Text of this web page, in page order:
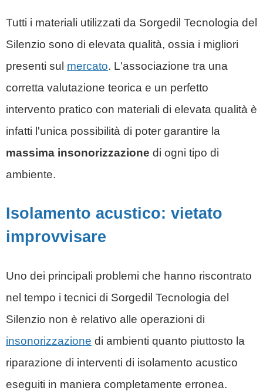
Tutti i materiali utilizzati da Sorgedil Tecnologia del
Silenzio sono di elevata qualità, ossia i migliori
presenti sul mercato. L'associazione tra una
corretta valutazione teorica e un perfetto
intervento pratico con materiali di elevata qualità è
infatti l'unica possibilità di poter garantire la
massima insonorizzazione di ogni tipo di
ambiente.
Isolamento acustico: vietato
improvvisare
Uno dei principali problemi che hanno riscontrato
nel tempo i tecnici di Sorgedil Tecnologia del
Silenzio non è relativo alle operazioni di
insonorizzazione di ambienti quanto piuttosto la
riparazione di interventi di isolamento acustico
eseguiti in maniera completamente erronea.